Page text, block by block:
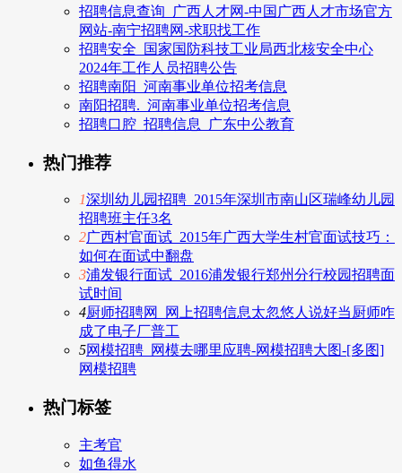
招聘信息查询_广西人才网-中国广西人才市场官方
网站-南宁招聘网-求职找工作
招聘安全_国家国防科技工业局西北核安全中心
2024年工作人员招聘公告
招聘南阳_河南事业单位招考信息
南阳招聘._河南事业单位招考信息
招聘口腔_招聘信息_广东中公教育
热门推荐
1深圳幼儿园招聘_2015年深圳市南山区瑞峰幼儿园
招聘班主任3名
2广西村官面试_2015年广西大学生村官面试技巧：
如何在面试中翻盘
3浦发银行面试_2016浦发银行郑州分行校园招聘面
试时间
4厨师招聘网_网上招聘信息太忽悠人说好当厨师咋
成了电子厂普工
5网模招聘_网模去哪里应聘-网模招聘大图-[多图]
网模招聘
热门标签
主考官
如鱼得水